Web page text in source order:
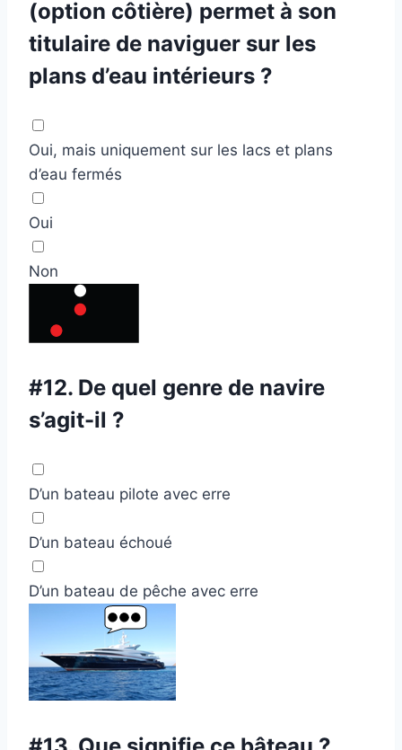
(option côtière) permet à son
titulaire de naviguer sur les
plans d’eau intérieurs ?
Oui, mais uniquement sur les lacs et plans
d’eau fermés
Oui
Non
#12. De quel genre de navire
s’agit-il ?
D’un bateau pilote avec erre
D’un bateau échoué
D’un bateau de pêche avec erre